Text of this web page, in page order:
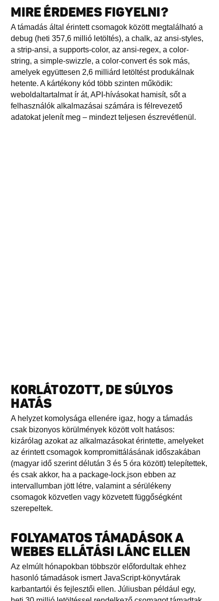
MIRE ÉRDEMES FIGYELNI?
A támadás által érintett csomagok között megtalálható a
debug (heti 357,6 millió letöltés), a chalk, az ansi-styles,
a strip-ansi, a supports-color, az ansi-regex, a color-
string, a simple-swizzle, a color-convert és sok más,
amelyek együttesen 2,6 milliárd letöltést produkálnak
hetente. A kártékony kód több szinten működik:
weboldaltartalmat ír át, API-hívásokat hamisít, sőt a
felhasználók alkalmazásai számára is félrevezető
adatokat jelenít meg – mindezt teljesen észrevétlenül.
KORLÁTOZOTT, DE SÚLYOS
HATÁS
A helyzet komolysága ellenére igaz, hogy a támadás
csak bizonyos körülmények között volt hatásos:
kizárólag azokat az alkalmazásokat érintette, amelyeket
az érintett csomagok kompromittálásának időszakában
(magyar idő szerint délután 3 és 5 óra között) telepítettek,
és csak akkor, ha a package-lock.json ebben az
intervallumban jött létre, valamint a sérülékeny
csomagok közvetlen vagy közvetett függőségként
szerepeltek.
FOLYAMATOS TÁMADÁSOK A
WEBES ELLÁTÁSI LÁNC ELLEN
Az elmúlt hónapokban többször előfordultak ehhez
hasonló támadások ismert JavaScript-könyvtárak
karbantartói és fejlesztői ellen. Júliusban például egy,